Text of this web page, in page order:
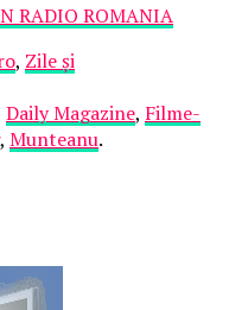
RADIO ROMANIA
, Zile și
Daily Magazine, Filme-
, Munteanu.